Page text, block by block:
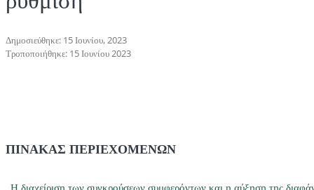
Δημοσιεύθηκε: 15 Ιουνίου, 2023
Τροποποιήθηκε: 15 Ιουνίου 2023
ΠΊΝΑΚΑΣ ΠΕΡΙΕΧΟΜΈΝΩΝ